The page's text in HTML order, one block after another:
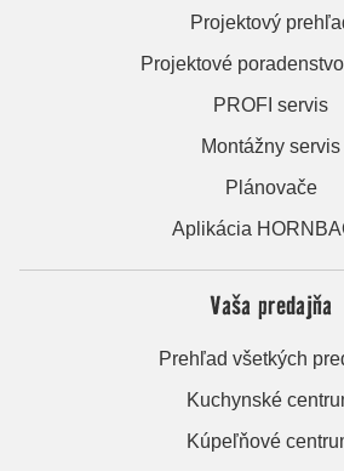
Projektový
Projektové
PROFI servis
Montážny servis
Plánovače
Aplikácia
Vaša predajňa
Prehľad všetkých
Kuchynské
Kúpeľňové